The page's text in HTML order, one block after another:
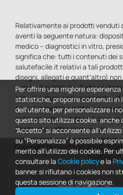
Relativamente ai prodotti venduti
aventi la seguente natura:
medico – diagnostici in vitro,
significa che: tutti i contenuti dei
salutefacile.it relativi a tali
disegni, allegati e quant’altro)
natura di pubblicità. Tutti i
sono di natura esclusivamente
esclusivamente a portare a
potenziali clienti in fase di
Doctorshop attraverso la rete.
Copyright DoctorShop 2005-2026
Per offrire una migliore
statistiche, proporre contenuti in
dell'utente, per personalizzare i
questo sito utilizza cookie, anche
“Accetto” si acconsente
su “Personalizza” è possibile
merito all'utilizzo dei cookie. Per
consultare la Cookie policye la
banner si rifiutano i cookies non
questa sessione di navigazione.